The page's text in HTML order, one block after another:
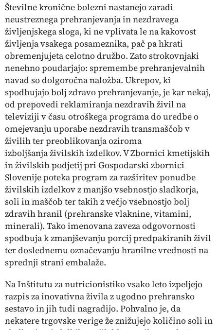
Številne kronične bolezni nastanejo zaradi
neustreznega prehranjevanja in nezdravega
življenjskega sloga, ki ne vplivata le na kakovost
življenja vsakega posameznika, pač pa hkrati
obremenjujeta celotno družbo. Zato strokovnjaki
nenehno poudarjajo: spremembe prehranjevalnih
navad so dolgoročna naložba. Ukrepov, ki
spodbujajo bolj zdravo prehranjevanje, je kar nekaj,
od prepovedi reklamiranja nezdravih živil na
televiziji v času otroškega programa do uredbe o
omejevanju uporabe nezdravih transmaščob v
živilih ter preoblikovanja oziroma
izboljšanja živilskih izdelkov. V Zbornici kmetijskih
in živilskih podjetij pri Gospodarski zbornici
Slovenije poteka program za razširitev ponudbe
živilskih izdelkov z manjšo vsebnostjo sladkorja,
soli in maščob ter takih z večjo vsebnostjo bolj
zdravih hranil (prehranske vlaknine, vitamini,
minerali). Tako imenovana zaveza odgovornosti
spodbuja k zmanjševanju porcij predpakiranih živil
ter doslednemu označevanju hranilne vrednosti na
sprednji strani embalaže.
Na Inštitutu za nutricionistiko vsako leto izpeljejo
razpis za inovativna živila z ugodno prehransko
sestavo in jih tudi nagradijo. Pohvalno je, da
nekatere trgovske verige že znižujejo količino soli in